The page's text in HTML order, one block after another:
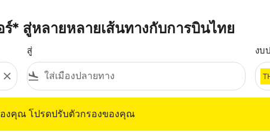
* สู่หลายหลายเส้นทางกับการบินไทย
close
สู่
flight_land
งบ
งคุณ โปรดปรับตัวกรองของคุณ